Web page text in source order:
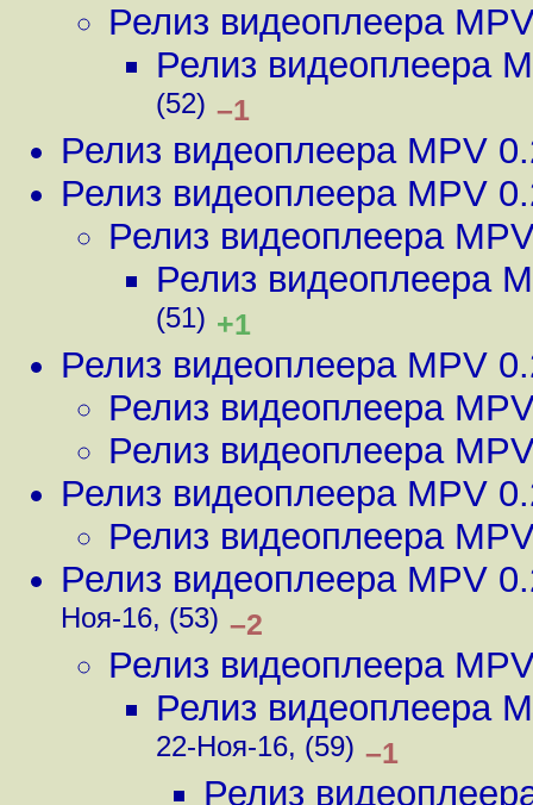
Релиз видеоплеера
Релиз видеоплеера
(52) –1
Релиз видеоплеера MPV
Релиз видеоплеера MPV
Релиз видеоплеера
Релиз видеоплеера
(51) +1
Релиз видеоплеера MPV
Релиз видеоплеера
Релиз видеоплеера
Релиз видеоплеера MPV
Релиз видеоплеера
Релиз видеоплеера MPV
Ноя-16, (53) –2
Релиз видеоплеера
Релиз видеоплеера
22-Ноя-16, (59) –1
Релиз